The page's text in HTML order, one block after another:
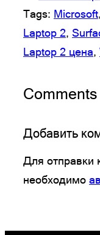
Tags: Microsoft,
Laptop 2,
Laptop 2 цена,
Comments
Добавить
Для отправки
необходимо